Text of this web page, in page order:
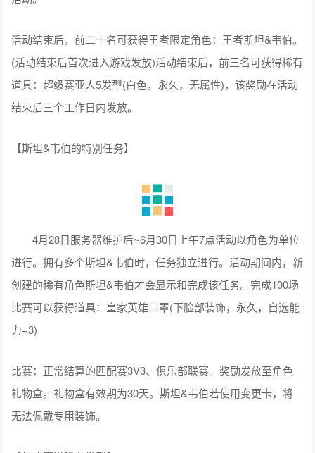
活动结束后，前二十名可获得王者限定角色：王者斯坦&韦伯。
(活动结束后首次进入游戏发放)活动结束后，前三名可获得稀有
道具：超级赛亚人5发型(白色，永久，无属性)，该奖励在活动
结束后三个工作日内发放。
【斯坦&韦伯的特别任务】
4月28日服务器维护后~6月30日上午7点活动以角色为单位
进行。拥有多个斯坦&韦伯时，任务独立进行。活动期间内，新
创建的稀有角色斯坦&韦伯才会显示和完成该任务。完成100场
比赛可以获得道具：皇家英雄口罩(下脸部装饰，永久，自选能
力+3)
比赛：正常结算的匹配赛3V3、俱乐部联赛。奖励发放至角色
礼物盒。礼物盒有效期为30天。斯坦&韦伯若使用变更卡，将
无法佩戴专用装饰。